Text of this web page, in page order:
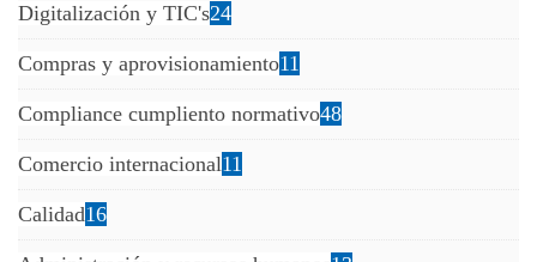
Digitalización y TIC's24
Compras y aprovisionamiento11
Compliance cumpliento normativo48
Comercio internacional11
Calidad16